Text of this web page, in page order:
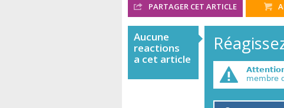
PARTAGER CET ARTICLE
Aucune
reactions
a cet article
membre